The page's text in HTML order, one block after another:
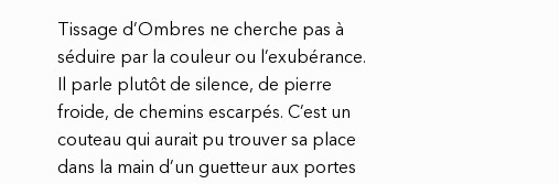
Tissage d’Ombres ne cherche pas à
séduire par la couleur ou l’exubérance.
Il parle plutôt de silence, de pierre
froide, de chemins escarpés. C’est un
couteau qui aurait pu trouver sa place
dans la main d’un guetteur aux portes